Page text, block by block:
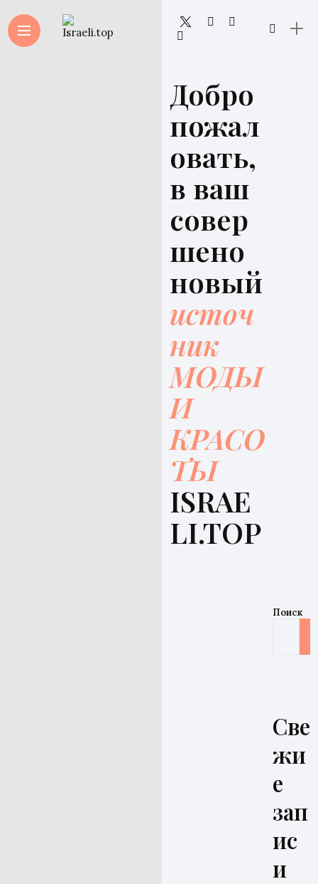
Добро
пожал
овать,
в ваш
совер
шено
новый
источ
ник
МОДЫ
И
КРАСО
ТЫ
ISRAE
LI.TOP
Поиск
Све
жи
е
зап
ис
и